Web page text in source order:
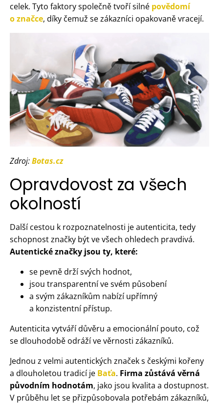
celek. Tyto faktory společně tvoří silné povědomí
o značce, díky čemuž se zákazníci opakovaně vracejí.
Zdroj:Botas.cz
Opravdovost za všech
okolností
Další cestou k rozpoznatelnosti je autenticita, tedy
schopnost značky být ve všech ohledech pravdivá.
Autentické značky jsou ty, které:
se pevně drží svých hodnot,
jsou transparentní ve svém působení
a svým zákazníkům nabízí upřímný
a konzistentní přístup.
Autenticita vytváří důvěru a emocionální pouto, což
se dlouhodobě odráží ve věrnosti zákazníků.
Jednou z velmi autentických značek s českými kořeny
a dlouholetou tradicí je Baťa. Firma zůstává věrná
původním hodnotám, jako jsou kvalita a dostupnost.
V průběhu let se přizpůsobovala potřebám zákazníků,